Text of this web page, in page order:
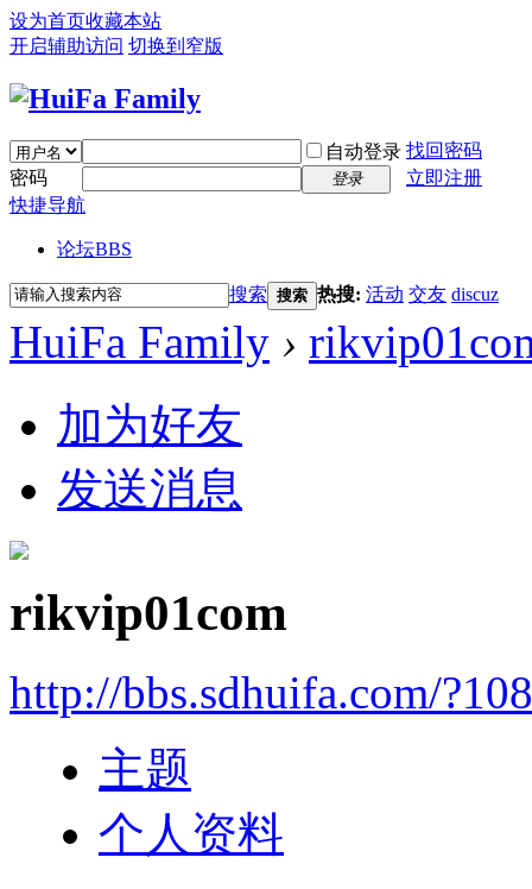
设为首页收藏本站
开启辅助访问 切换到窄版
自动登录 找回密码
密码
登录
立即注册
快捷导航
论坛BBS
搜索 搜索 热搜: 活动 交友 discuz
HuiFa Family ›
加为好友
发送消息
rikvip01com
http://bbs.sdhuifa.com/
主题
个人资料